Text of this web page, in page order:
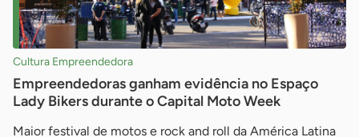
Cultura Empreendedora
Empreendedoras ganham evidência no Espaço
Lady Bikers durante o Capital Moto Week
Maior festival de motos e rock and roll da América Latina